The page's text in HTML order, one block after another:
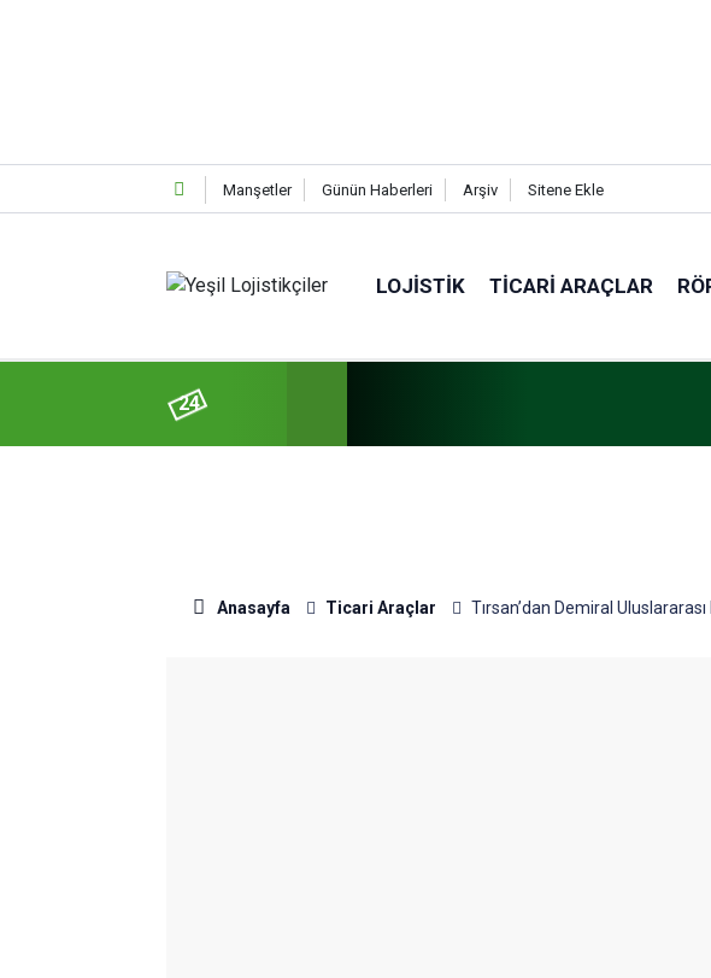
Manşetler Günün Haberleri Arşiv Sitene Ekle
LOJISTIK TICARI ARAÇLAR
24
Anasayfa Ticari Araçlar Tırsan’dan Demiral